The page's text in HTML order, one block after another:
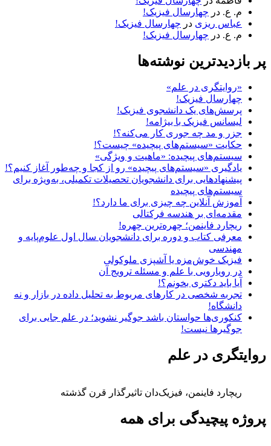
م. ع. در چهارسال فیزیک!
عباس ریزی در چهارسال فیزیک!
م. ع. در چهارسال فیزیک!
پر بازدیدترین نوشته‌ها
«روایتگری در علم»
چهارسال فیزیک!
پرسش‌های یک دانشجوی فیزیک!
لیسانس فیزیک با بیژامه!
جزر و مد چه جوری کار می‌کنه؟!
حکایت «سیستم‌های پیچیده» چیست؟!
سیستم‌های پیچیده: «ماهیت و ویژگی‌»
یادگیری «سیستم‌های پیچیده» رو از کجا و چه‌طور آغاز کنیم؟!
پیشنهادهایی برای دانشجویان تحصیلات تکمیلی، به‌ویژه برای
سیستم‌های پیچیده
آموزش آنلاین چه چیزی برای ما دارد؟!
مقدمه‌ای بر هندسه فرکتالی
ریچارد فاینمن؛ چهره‌ترین چهره!
معرفی کتاب و دوره برای دانشجویان سال اول علوم‌پایه و
مهندسی
فیزیک خوش‌مزه یا آشپزی ملوکولی
در رویارویی با علم و مسئله ترویج آن
آیا باید دکتری بخونم؟!
تجربه شخصی در کارهای مربوط به تحلیل داده در بازار و نه
دانشگاه!
کنکوری‌ها حواستان باشد جوگیر نشوید؛ در علم جایی برای
جوگیرها نیست!
روایتگری در علم
ریچارد فاینمن، فیزیک‌دان تاثیرگذار قرن گذشته
پروژه پیچیدگی برای همه